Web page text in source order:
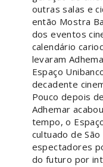
outras salas e
então Mostra
dos eventos
calendário
levaram
Espaço
decadente
Pouco depois
Adhemar
tempo, o
cultuado de
espectadores
do futuro por